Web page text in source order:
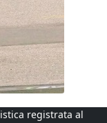
registrata al